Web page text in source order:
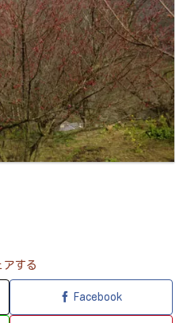
アする
Facebook